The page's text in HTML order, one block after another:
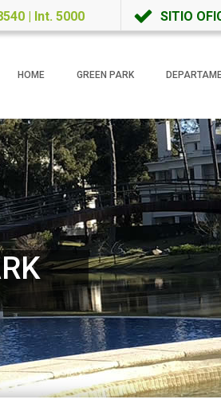
| Int. 5000 SITIO
HOME GREEN PARK